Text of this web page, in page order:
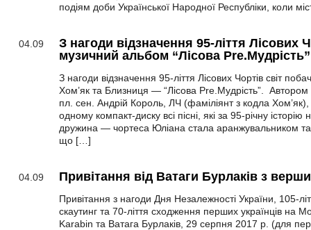
подіям доби Української Народної Республіки, коли
04.09
З нагоди відзначення 95-ліття Лісових
музичний альбом “Лісова
З нагоди відзначення 95-ліття Лісових Чортів світ
Хом’як та Близниця — “Лісова Pre.Мудрість”. Автором
пл. сен. Андрій Король, ЛЧ (фаміліянт з кодла
одному компакт-диску всі пісні, які за 95-річну
дружина — чортеса Юліана стала аранжувальником та
що […]
04.09 Привітання від Ватаги Бурлаків з
Привітання з нагоди Дня Незалежності України, 105-
скаутинг та 70-ліття сходження перших українців на
Karabin та Ватага Бурлаків, 29 серпня 2017 р. (для